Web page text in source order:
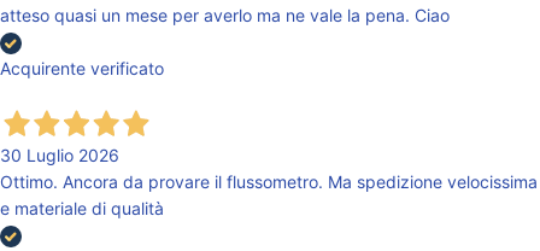
atteso quasi un mese per averlo ma ne vale la pena. Ciao
Acquirente verificato
30 Luglio 2026
Ottimo. Ancora da provare il flussometro. Ma spedizione velocissima
e materiale di qualità